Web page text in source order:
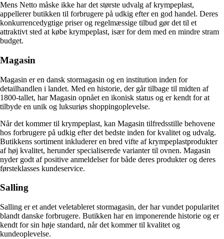
Mens Netto måske ikke har det største udvalg af krympeplast,
appellerer butikken til forbrugere på udkig efter en god handel. Deres
konkurrencedygtige priser og regelmæssige tilbud gør det til et
attraktivt sted at købe krympeplast, især for dem med en mindre stram
budget.
Magasin
Magasin er en dansk stormagasin og en institution inden for
detailhandlen i landet. Med en historie, der går tilbage til midten af
1800-tallet, har Magasin opnået en ikonisk status og er kendt for at
tilbyde en unik og luksuriøs shoppingoplevelse.
Når det kommer til krympeplast, kan Magasin tilfredsstille behovene
hos forbrugere på udkig efter det bedste inden for kvalitet og udvalg.
Butikkens sortiment inkluderer en bred vifte af krympeplastprodukter
af høj kvalitet, herunder specialiserede varianter til ovnen. Magasin
nyder godt af positive anmeldelser for både deres produkter og deres
førsteklasses kundeservice.
Salling
Salling er et andet veletableret stormagasin, der har vundet popularitet
blandt danske forbrugere. Butikken har en imponerende historie og er
kendt for sin høje standard, når det kommer til kvalitet og
kundeoplevelse.